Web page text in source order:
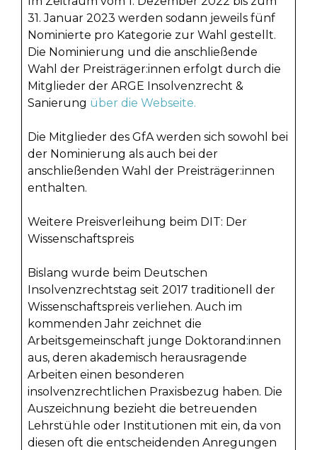
31. Januar 2023 werden sodann jeweils fünf
Nominierte pro Kategorie zur Wahl gestellt.
Die Nominierung und die anschließende
Wahl der Preisträger:innen erfolgt durch die
Mitglieder der ARGE Insolvenzrecht &
Sanierung über die Webseite.
Die Mitglieder des GfA werden sich sowohl bei
der Nominierung als auch bei der
anschließenden Wahl der Preisträger:innen
enthalten.
Weitere Preisverleihung beim DIT: Der
Wissenschaftspreis
Bislang wurde beim Deutschen
Insolvenzrechtstag seit 2017 traditionell der
Wissenschaftspreis verliehen. Auch im
kommenden Jahr zeichnet die
Arbeitsgemeinschaft junge Doktorand:innen
aus, deren akademisch herausragende
Arbeiten einen besonderen
insolvenzrechtlichen Praxisbezug haben. Die
Auszeichnung bezieht die betreuenden
Lehrstühle oder Institutionen mit ein, da von
diesen oft die entscheidenden Anregungen